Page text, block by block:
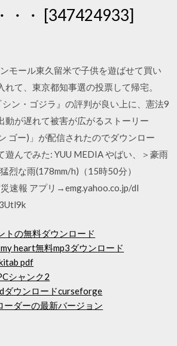
・・ [347424933]
モール東久留米で子供を遊ばせて買い
て、東京都知事選の投票して帰宅。
シン・ゴジラ』の評判が良い上に、憲法9
動が遅れて被害が広がるストーリー
ゴー)」が配信されたのでダウンロー
遊んでみた: YUU MEDIA やばい、＞豪雨
烈な雨(178mm/h)（15時50分）
速報 アプリ→emg.yahoo.co.jp/dl
トの無料ダウンロード
heart無料mp3ダウンロード
pdf
シャンク2
ダウンロードcurseforge
ーダーの最新バージョン